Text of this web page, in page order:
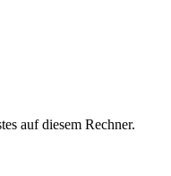
auf diesem Rechner.